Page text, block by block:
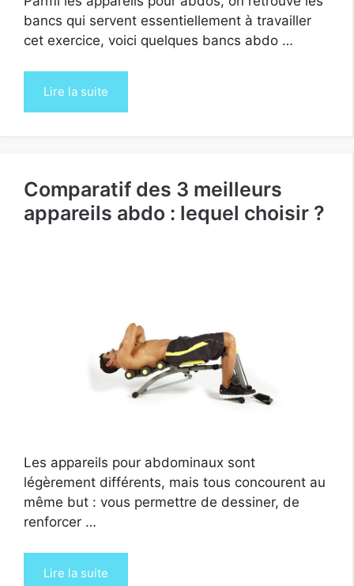
bancs qui servent essentiellement à travailler
cet exercice, voici quelques bancs abdo …
Lire la suite
Comparatif des 3 meilleurs
appareils abdo : lequel choisir ?
Les appareils pour abdominaux sont
légèrement différents, mais tous concourent au
même but : vous permettre de dessiner, de
renforcer …
Lire la suite